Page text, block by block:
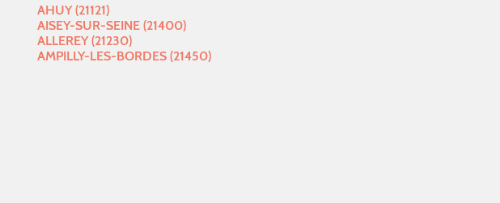
AHUY (21121)
AISEY-SUR-SEINE (21400)
ALLEREY (21230)
AMPILLY-LES-BORDES (21450)